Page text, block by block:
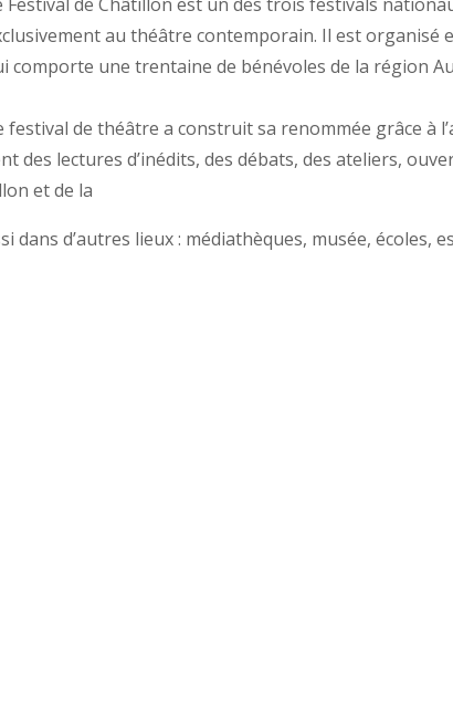
au théâtre contemporain. Il est organisé
comporte une trentaine de bénévoles de la région
festival de théâtre a construit sa renommée grâce à
des lectures d’inédits, des débats, des ateliers,
et de la
d’autres lieux : médiathèques, musée, écoles,